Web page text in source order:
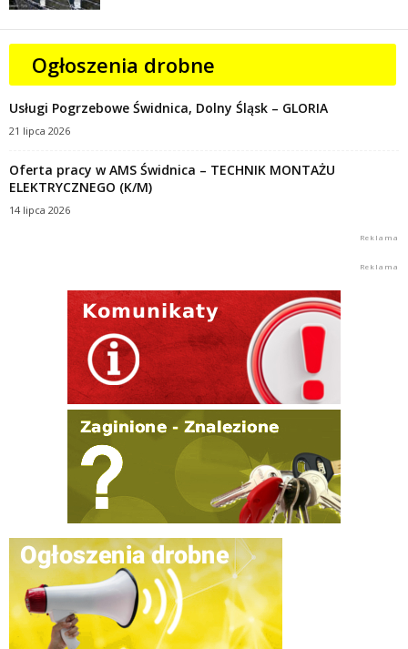
Ogłoszenia drobne
Usługi Pogrzebowe Świdnica, Dolny Śląsk – GLORIA
21 lipca 2026
Oferta pracy w AMS Świdnica – TECHNIK MONTAŻU
ELEKTRYCZNEGO (K/M)
14 lipca 2026